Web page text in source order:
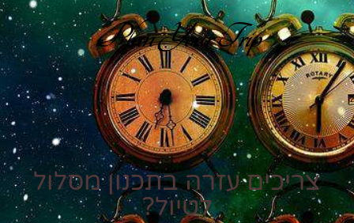
Plan Your Trip
צריכים עזרה בתכנון מסלול
לטיול?